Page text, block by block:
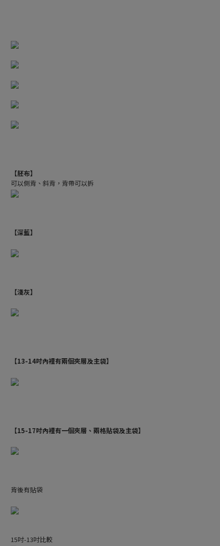
【胚布】
可以側背、斜背，背帶可以拆
【深藍】
【淺灰】
【13-14吋內裡有兩個夾層及主袋】
【15-17吋內裡有一個夾層、兩格貼袋及主袋】
背後有貼袋
15吋-13吋比較